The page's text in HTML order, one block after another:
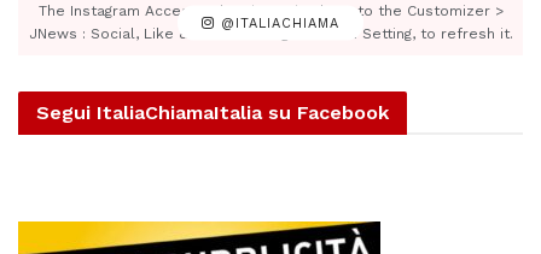
@ITALIACHIAMA
The Instagram Access Token is expired, Go to the Customizer >
JNews : Social, Like & View > Instagram Feed Setting, to refresh it.
Segui ItaliaChiamaItalia su Facebook